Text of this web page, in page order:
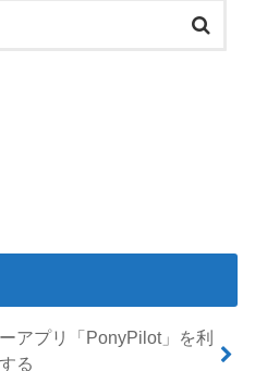
アプリ「PonyPilot」を利
る